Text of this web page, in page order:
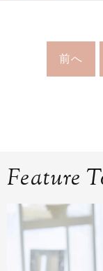
前へ
Feature